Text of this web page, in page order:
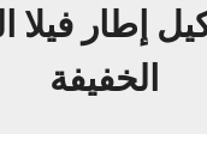
إطار فيلا
الخفيفة